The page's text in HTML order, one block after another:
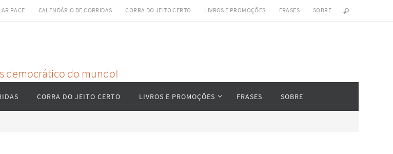
PACE CALENDÁRIO DE CORRIDAS CORRA DO JEITO CERTO LIVROS E PROMOÇÕES FRASES SOBRE
democrático do mundo!
CORRA DO JEITO CERTO LIVROS E PROMOÇÕES FRASES SOBRE